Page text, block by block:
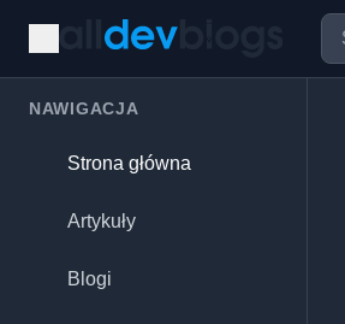
NAWIGACJA
Strona główna
Artykuły
Blogi